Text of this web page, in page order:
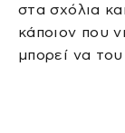
στα σχόλια
κάποιον που
μπορεί να